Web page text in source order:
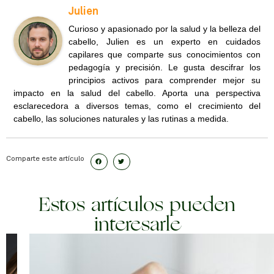
Julien
Curioso y apasionado por la salud y la belleza del
cabello, Julien es un experto en cuidados
capilares que comparte sus conocimientos con
pedagogía y precisión. Le gusta descifrar los
principios activos para comprender mejor su
impacto en la salud del cabello. Aporta una perspectiva
esclarecedora a diversos temas, como el crecimiento del
cabello, las soluciones naturales y las rutinas a medida.
Comparte este artículo
Estos artículos pueden
interesarle